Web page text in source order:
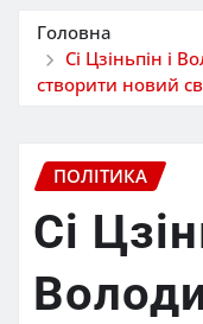
Головна
Сі Цзіньпін і
створити новий
ПОЛІТИКА
Сі